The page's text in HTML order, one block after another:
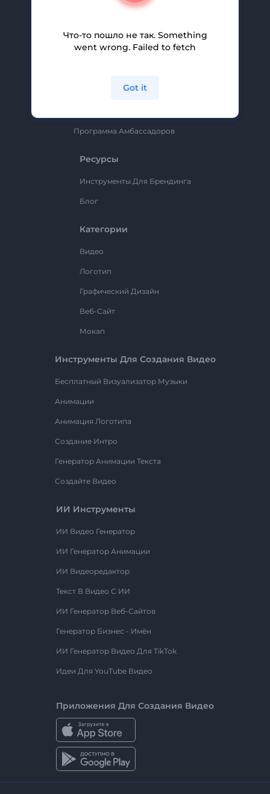
Помощь И Поддержка
Партнерская Программа
Политика Конфиденциальности
Программа Амбассадоров
Ресурсы
Инструменты Для Брендинга
Блог
Категории
Видео
Логотип
Графический Дизайн
Веб-Сайт
Мокап
Инструменты Для Создания Видео
Бесплатный Визуализатор Музыки
Анимации
Анимация Логотипа
Создание Интро
Генератор Анимации Текста
Создайте Видео
ИИ Инструменты
ИИ Видео Генератор
ИИ Генератор Анимации
ИИ Видеоредактор
Текст В Видео С ИИ
ИИ Генератор Веб-Сайтов
Генератор Бизнес - Имён
ИИ Генератор Видео Для TikTok
Идеи Для YouTube Видео
Приложения Для Создания Видео
Что-то пошло не так. Something
went wrong. Failed to fetch
Got it